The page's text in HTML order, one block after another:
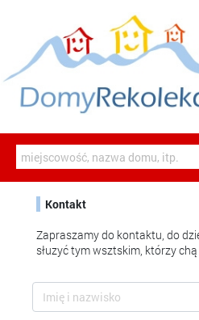
Kontakt
Zapraszamy do kontaktu, do
słuzyć tym wsztskim, którzy